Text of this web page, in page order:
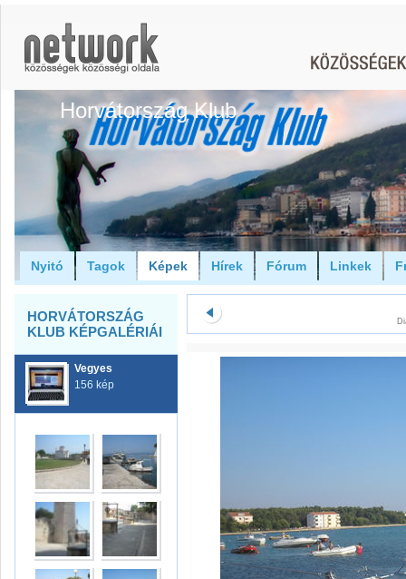
Horvátország Klub
Nyitó Tagok Képek Hírek Fórum Linkek
HORVÁTORSZÁG
KLUB KÉPGALÉRIÁI
Vegyes
156 kép